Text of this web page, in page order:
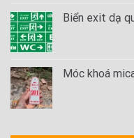
Biển exit dạ
Móc khoá